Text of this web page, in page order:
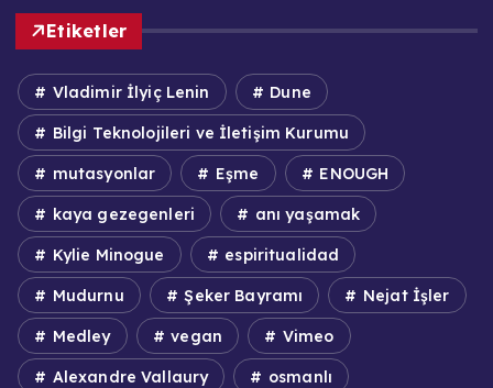
Etiketler
Vladimir İlyiç Lenin Dune
Bilgi Teknolojileri ve İletişim Kurumu
mutasyonlar Eşme ENOUGH
kaya gezegenleri anı yaşamak
Kylie Minogue espiritualidad
Mudurnu Şeker Bayramı Nejat İşler
Medley vegan Vimeo
Alexandre Vallaury osmanlı